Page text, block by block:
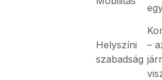
Helyszíni
szabadság
–